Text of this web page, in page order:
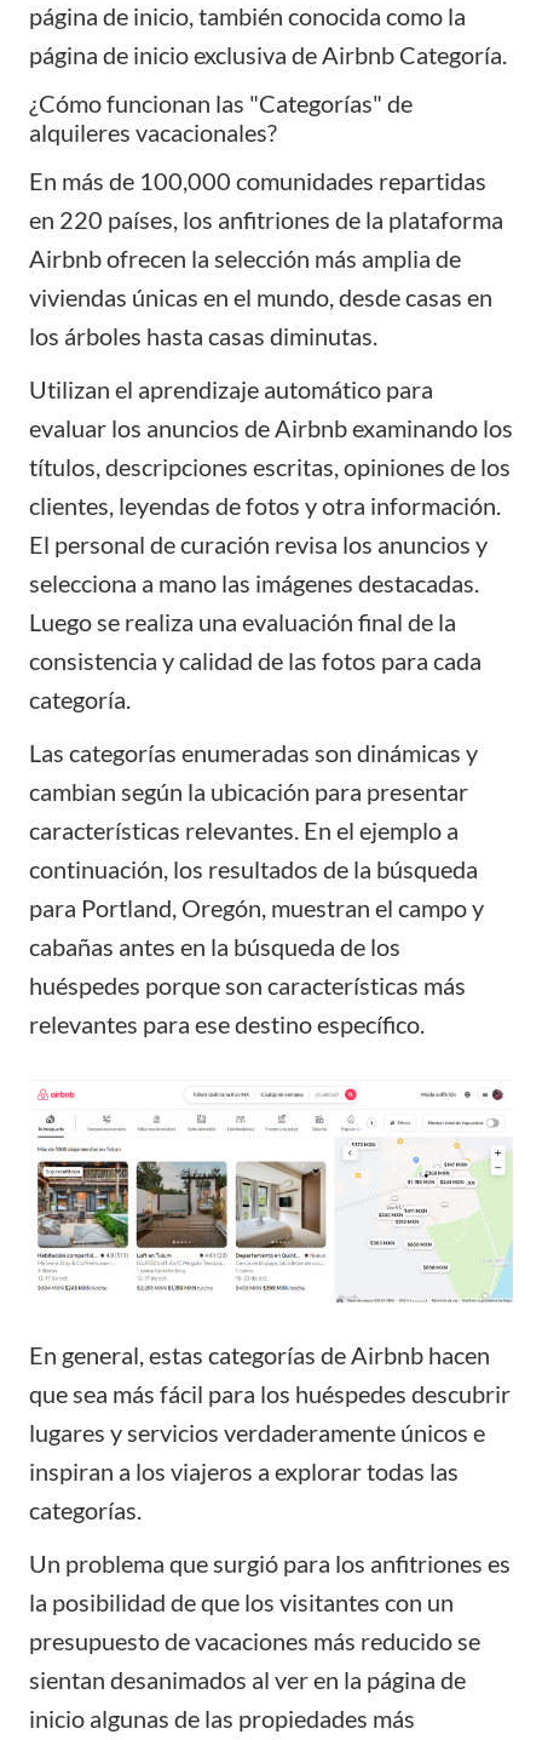
página de inicio, también conocida como la
página de inicio exclusiva de Airbnb Categoría.
¿Cómo funcionan las "Categorías" de
alquileres vacacionales?
En más de 100,000 comunidades repartidas
en 220 países, los anfitriones de la plataforma
Airbnb ofrecen la selección más amplia de
viviendas únicas en el mundo, desde casas en
los árboles hasta casas diminutas.
Utilizan el aprendizaje automático para
evaluar los anuncios de Airbnb examinando los
títulos, descripciones escritas, opiniones de los
clientes, leyendas de fotos y otra información.
El personal de curación revisa los anuncios y
selecciona a mano las imágenes destacadas.
Luego se realiza una evaluación final de la
consistencia y calidad de las fotos para cada
categoría.
Las categorías enumeradas son dinámicas y
cambian según la ubicación para presentar
características relevantes. En el ejemplo a
continuación, los resultados de la búsqueda
para Portland, Oregón, muestran el campo y
cabañas antes en la búsqueda de los
huéspedes porque son características más
relevantes para ese destino específico.
En general, estas categorías de Airbnb hacen
que sea más fácil para los huéspedes descubrir
lugares y servicios verdaderamente únicos e
inspiran a los viajeros a explorar todas las
categorías.
Un problema que surgió para los anfitriones es
la posibilidad de que los visitantes con un
presupuesto de vacaciones más reducido se
sientan desanimados al ver en la página de
inicio algunas de las propiedades más